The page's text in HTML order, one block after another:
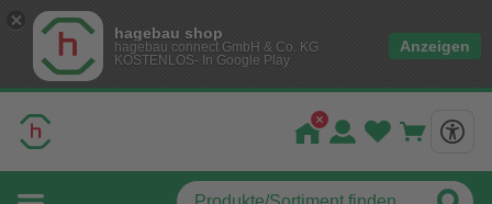
hagebau shop
hagebau connect GmbH & Co. KG
KOSTENLOS- In Google Play
Anzeigen